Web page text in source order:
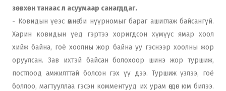
зөвхөн танаас л асуумаар санагддаг.
- Ковидын үеэс өмнө би нүүрномыг бараг ашиглаж байсангүй.
Харин ковидын үед гэртээ хоригдсон хүмүүс ямар хоол
хийж байна, гоё хоолны жор байна уу гэснээр хоолны жор
оруулсан. Зав ихтэй байсан болохоор шинэ жор туршиж,
постлоод амжилттай болсон гэх үү дээ. Туршиж үзлээ, гоё
боллоо, магтууллаа гэсэн комментууд их урам өгдөг юм билээ.